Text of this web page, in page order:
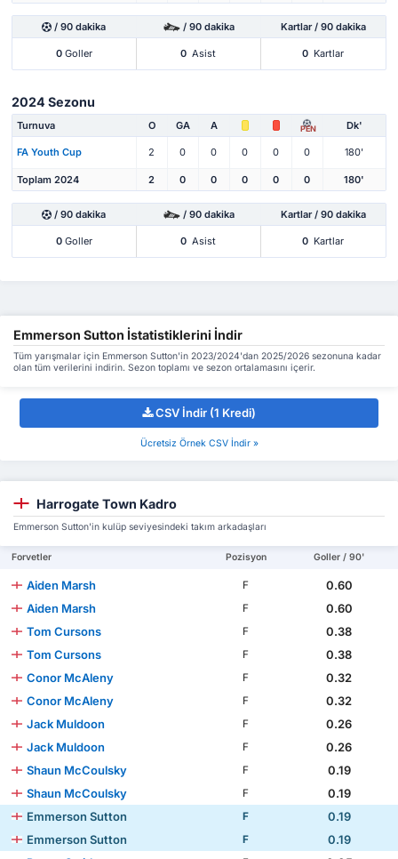
/ 90 dakika / 90 dakika Kartlar / 90 dakika
0Goller 0 Asist 0 Kartlar
2024 Sezonu
Turnuva O GA A PEN Dk'
FA Youth Cup 2 0 0 0 0 0 180'
Toplam 2024 2 0 0 0 0 0 180'
/ 90 dakika / 90 dakika Kartlar / 90 dakika
0Goller 0 Asist 0 Kartlar
Emmerson Sutton İstatistiklerini İndir
Tüm yarışmalar için Emmerson Sutton'in 2023/2024'dan 2025/2026 sezonuna kadar
olan tüm verilerini indirin. Sezon toplamı ve sezon ortalamasını içerir.
CSV İndir (1 Kredi)
Ücretsiz Örnek CSV İndir »
Harrogate Town Kadro
Emmerson Sutton'in kulüp seviyesindeki takım arkadaşları
Forvetler Pozisyon Goller / 90'
Aiden Marsh F
0.60
Aiden Marsh
F
0.60
Tom Cursons
F
0.38
Tom Cursons
F
0.38
Conor McAleny
F
0.32
Conor McAleny
F
0.32
Jack Muldoon
F
0.26
Jack Muldoon
F
0.26
Shaun McCoulsky
F
0.19
Shaun McCoulsky
F
0.19
Emmerson Sutton
F
0.19
Emmerson Sutton
F
0.19